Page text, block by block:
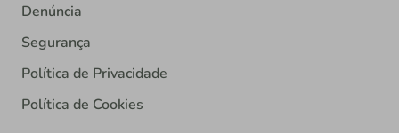
Denúncia
Segurança
Política de Privacidade
Política de Cookies